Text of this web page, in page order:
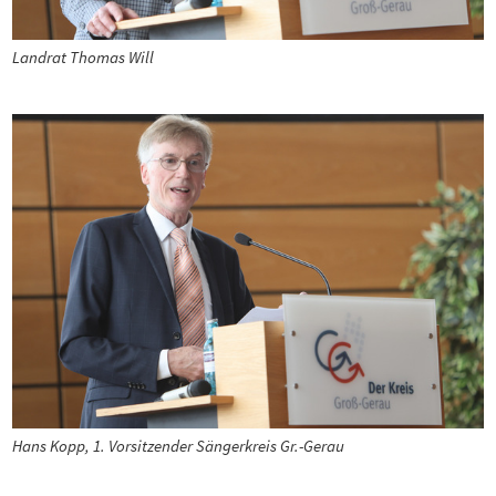
Landrat Thomas Will
Hans Kopp, 1. Vorsitzender Sängerkreis Gr.-Gerau